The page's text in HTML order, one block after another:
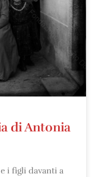
di Antonia
i figli davanti a